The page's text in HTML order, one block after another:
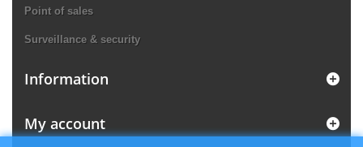
Point of sales
Surveillance & security
Information
My account